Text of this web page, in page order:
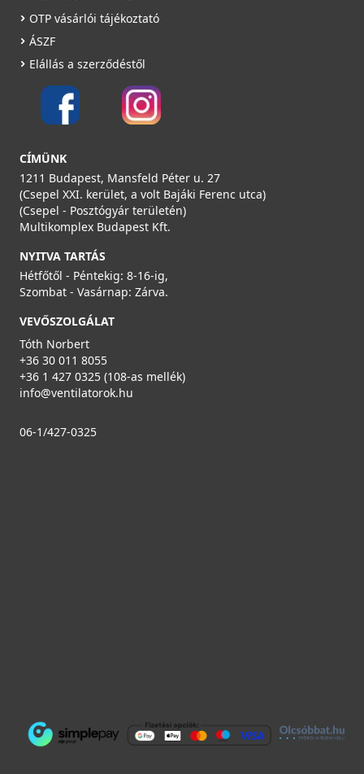
VILPE STEEL CLICK átvezető elem, barna
360024
Rendelésre
VILPE AALTO CLICK átvezető elem, barna
360064
OTP vásárlói tájékoztató
ÁSZF
Elállás a szerződéstől
CÍMÜNK
1211 Budapest, Mansfeld Péter u. 27
(Csepel XXI. kerület, a volt Bajáki Ferenc utca)
(Csepel - Posztógyár területén)
Multikomplex Budapest Kft.
NYITVA TARTÁS
Hétfőtől - Péntekig: 8-16-ig,
Szombat - Vasárnap: Zárva.
VEVŐSZOLGÁLAT
Tóth Norbert
+36 30 011 8055
+36 1 427 0325 (108-as mellék)
info@ventilatorok.hu
06-1/427-0325